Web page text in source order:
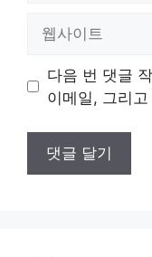
트
다음 번 댓글
이메일, 그리